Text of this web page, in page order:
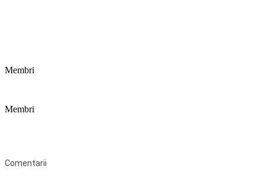
Membri
Membri
Comentarii